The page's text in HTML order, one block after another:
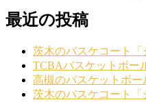
最近の投稿
茨木のバスケコート
TCBAバスケットボー
高槻のバスケットボ
茨木のバスケコート